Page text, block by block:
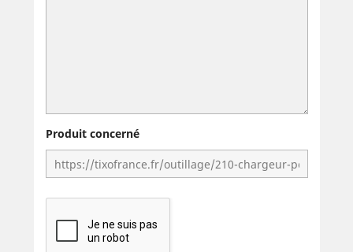
Produit concerné